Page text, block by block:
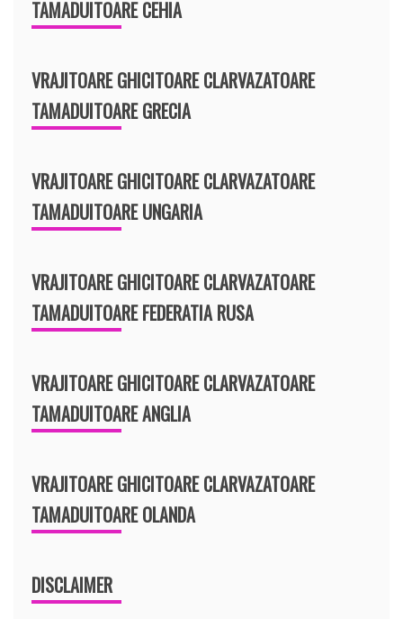
TAMADUITOARE CEHIA
VRAJITOARE GHICITOARE CLARVAZATOARE
TAMADUITOARE GRECIA
VRAJITOARE GHICITOARE CLARVAZATOARE
TAMADUITOARE UNGARIA
VRAJITOARE GHICITOARE CLARVAZATOARE
TAMADUITOARE FEDERATIA RUSA
VRAJITOARE GHICITOARE CLARVAZATOARE
TAMADUITOARE ANGLIA
VRAJITOARE GHICITOARE CLARVAZATOARE
TAMADUITOARE OLANDA
DISCLAIMER